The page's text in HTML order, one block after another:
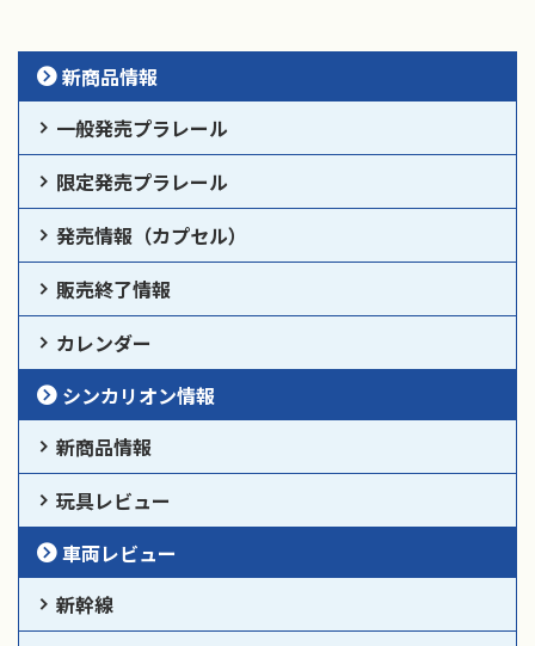
新商品情報
一般発売プラレール
限定発売プラレール
発売情報（カプセル）
販売終了情報
カレンダー
シンカリオン情報
新商品情報
玩具レビュー
車両レビュー
新幹線